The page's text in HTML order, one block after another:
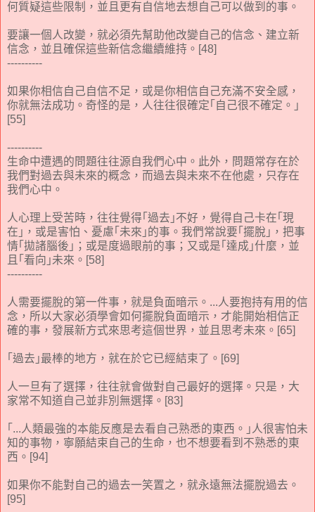
何質疑這些限制，並且更有自信地去想自己可以做到的事。
要讓一個人改變，就必須先幫助他改變自己的信念、建立新
信念，並且確保這些新信念繼續維持。[48]
----------
如果你相信自己自信不足，或是你相信自己充滿不安全感，
你就無法成功。奇怪的是，人往往很確定｢自己很不確定。｣
[55]
----------
生命中遭遇的問題往往源自我們心中。此外，問題常存在於
我們對過去與未來的概念，而過去與未來不在他處，只存在
我們心中。
人心理上受苦時，往往覺得｢過去｣不好，覺得自己卡在｢現
在｣，或是害怕、憂慮｢未來｣的事。我們常說要｢擺脫｣，把事
情｢拋諸腦後｣；或是度過眼前的事；又或是｢達成｣什麼，並
且｢看向｣未來。[58]
----------
人需要擺脫的第一件事，就是負面暗示。...人要抱持有用的信
念，所以大家必須學會如何擺脫負面暗示，才能開始相信正
確的事，發展新方式來思考這個世界，並且思考未來。[65]
｢過去｣最棒的地方，就在於它已經結束了。[69]
人一旦有了選擇，往往就會做對自己最好的選擇。只是，大
家常不知道自己並非別無選擇。[83]
｢...人類最強的本能反應是去看自己熟悉的東西。｣人很害怕未
知的事物，寧願結束自己的生命，也不想要看到不熟悉的東
西。[94]
如果你不能對自己的過去一笑置之，就永遠無法擺脫過去。
[95]